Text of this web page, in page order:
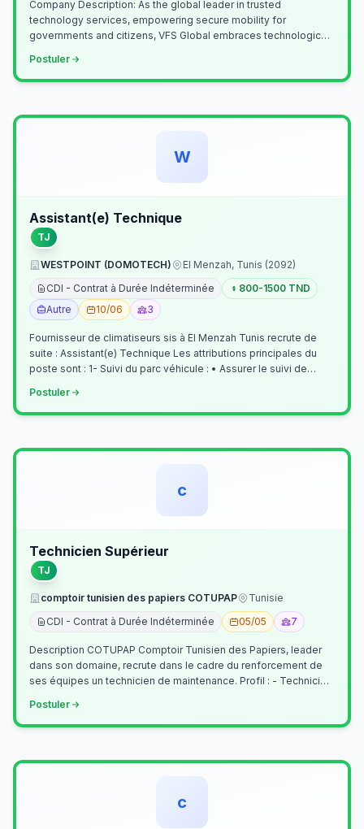
Company Description: As the global leader in trusted
technology services, empowering secure mobility for
governments and citizens, VFS Global embraces technological
Postuler
W
Assistant(e) Technique
TJ
WESTPOINT (DOMOTECH)
El Menzah, Tunis (2092)
CDI - Contrat à Durée Indéterminée
800-1500 TND
Autre
10/06 3
Fournisseur de climatiseurs sis à El Menzah Tunis recrute de
suite : Assistant(e) Technique Les attributions principales du
poste sont : 1- Suivi du parc véhicule : • Assurer le suivi de
Postuler
c
Technicien Supérieur
TJ
comptoir tunisien des papiers COTUPAP
Tunisie
CDI - Contrat à Durée Indéterminée
05/05 7
Description COTUPAP Comptoir Tunisien des Papiers, leader
dans son domaine, recrute dans le cadre du renforcement de
ses équipes un technicien de maintenance. Profil : - Technicien
Postuler
c